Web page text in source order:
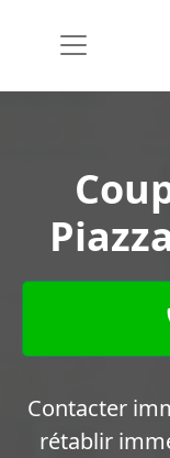
Contacter
rétablir